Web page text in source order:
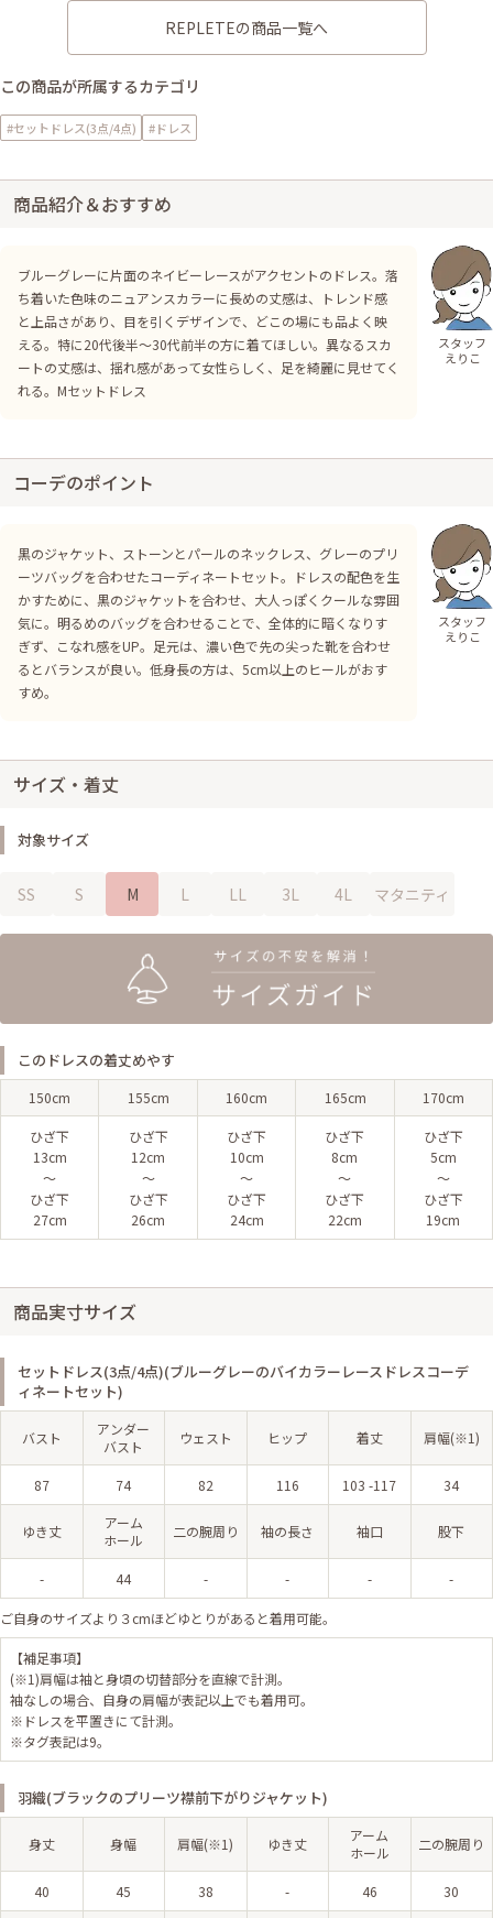
REPLETEの商品一覧へ
この商品が所属するカテゴリ
#セットドレス(3点/4点) #ドレス
商品紹介＆おすすめ
ブルーグレーに片面のネイビーレースがアクセントのドレス。落
ち着いた色味のニュアンスカラーに長めの丈感は、トレンド感
と上品さがあり、目を引くデザインで、どこの場にも品よく映
える。特に20代後半～30代前半の方に着てほしい。異なるスカ
ートの丈感は、揺れ感があって女性らしく、足を綺麗に見せてく
れる。Mセットドレス
スタッフ
えりこ
コーデのポイント
黒のジャケット、ストーンとパールのネックレス、グレーのプリ
ーツバッグを合わせたコーディネートセット。ドレスの配色を生
かすために、黒のジャケットを合わせ、大人っぽくクールな雰囲
気に。明るめのバッグを合わせることで、全体的に暗くなりす
ぎず、こなれ感をUP。足元は、濃い色で先の尖った靴を合わせ
るとバランスが良い。低身長の方は、5cm以上のヒールがおす
すめ。
スタッフ
えりこ
サイズ・着丈
対象サイズ
SS S M L LL 3L 4L マタニティ
このドレスの着丈めやす
150cm 155cm 160cm 165cm 170cm
ひざ下
13cm
〜
ひざ下
27cm
ひざ下
12cm
〜
ひざ下
26cm
ひざ下
10cm
〜
ひざ下
24cm
ひざ下
8cm
〜
ひざ下
22cm
ひざ下
5cm
〜
ひざ下
19cm
商品実寸サイズ
セットドレス(3点/4点)(ブルーグレーのバイカラーレースドレスコーデ
ィネートセット)
バスト
アンダー
バスト
ウェスト ヒップ 着丈 肩幅(※1)
87 74 82 116 103 -117 34
ゆき丈
アーム
ホール
二の腕周り 袖の長さ 袖口 股下
- 44 - - - -
ご自身のサイズより３cmほどゆとりがあると着用可能。
【補足事項】
(※1)肩幅は袖と身頃の切替部分を直線で計測。
袖なしの場合、自身の肩幅が表記以上でも着用可。
※ドレスを平置きにて計測。
※タグ表記は9。
羽織(ブラックのプリーツ襟前下がりジャケット)
身丈 身幅 肩幅(※1) ゆき丈
アーム
ホール
二の腕周り
40 45 38 - 46 30